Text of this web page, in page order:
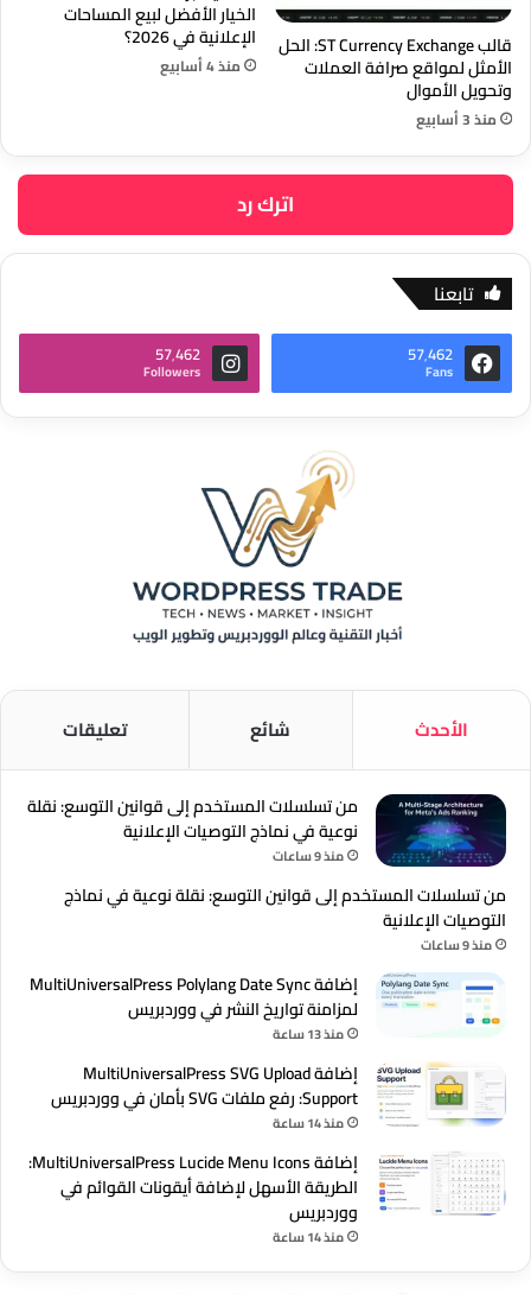
قالب ST Currency Exchange: الحل
الأمثل لمواقع صرافة العملات
وتحويل الأموال
منذ 3 أسابيع
الخيار الأفضل لبيع المساحات
الإعلانية في 2026؟
منذ 4 أسابيع
اترك رد
تابعنا
57٬462
Fans
57٬462
Followers
الأحدث شائع تعليقات
من تسلسلات المستخدم إلى قوانين التوسع: نقلة
نوعية في نماذج التوصيات الإعلانية
منذ 9 ساعات
من تسلسلات المستخدم إلى قوانين التوسع: نقلة نوعية في نماذج
التوصيات الإعلانية
منذ 9 ساعات
إضافة MultiUniversalPress Polylang Date Sync
لمزامنة تواريخ النشر في ووردبريس
منذ 13 ساعة
إضافة MultiUniversalPress SVG Upload
Support: رفع ملفات SVG بأمان في ووردبريس
منذ 14 ساعة
إضافة MultiUniversalPress Lucide Menu Icons:
الطريقة الأسهل لإضافة أيقونات القوائم في
ووردبريس
منذ 14 ساعة